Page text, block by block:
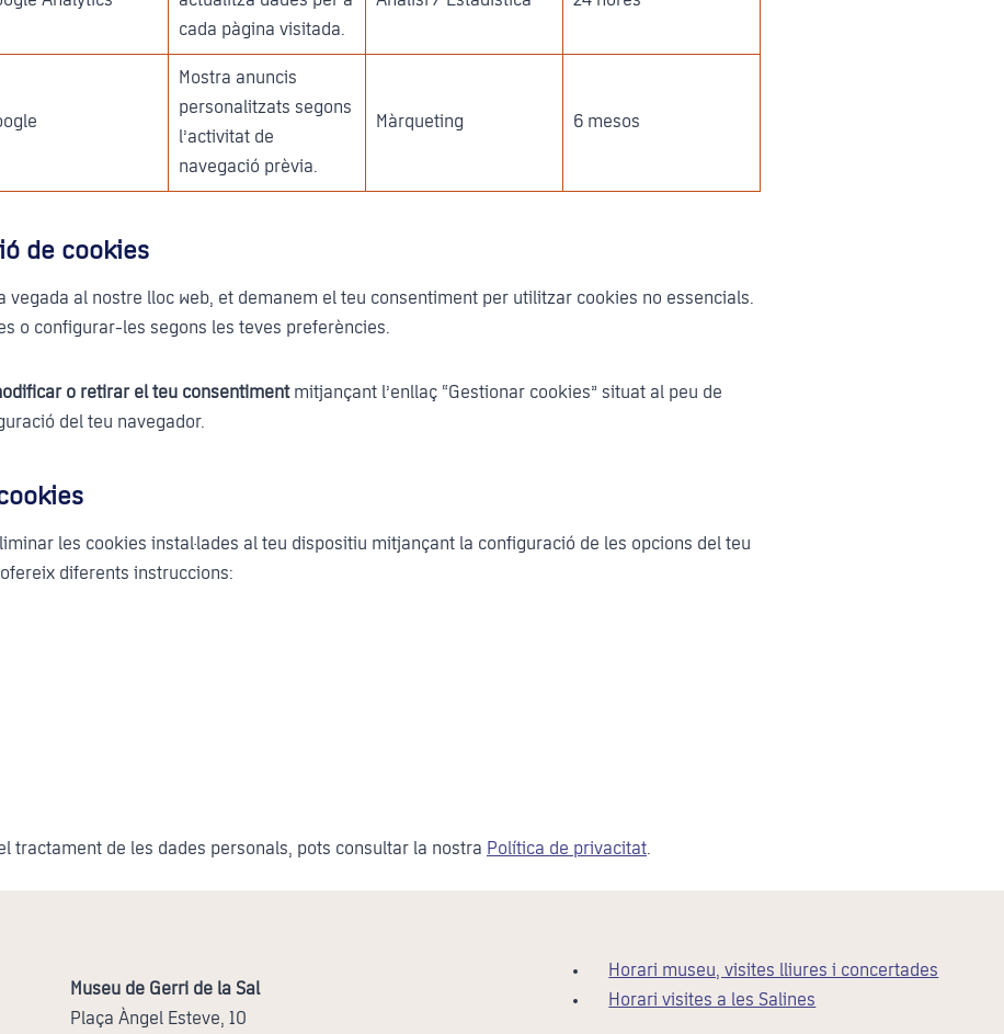
cada pàgina visitada.
Mostra anuncis
personalitzats segons
l’activitat de
navegació prèvia.
Màrqueting 6 mesos
de cookies
vegada al nostre lloc web, et demanem el teu consentiment per utilitzar cookies no essencials.
o configurar-les segons les teves preferències.
o retirar el teu consentimentmitjançant l’enllaç “Gestionar cookies” situat al peu de
del teu navegador.
les cookies instal·lades al teu dispositiu mitjançant la configuració de les opcions del teu
diferents instruccions:
tractament de les dades personals, pots consultar la nostra Política de privacitat.
Museu de Gerri de la Sal
Plaça Àngel Esteve, 10
Horari museu, visites lliures i concertades
Horari visites a les Salines